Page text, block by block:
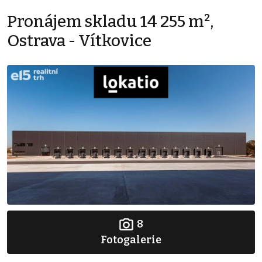
Pronájem skladu 14 255 m²,
Ostrava - Vítkovice
8
Fotogalerie